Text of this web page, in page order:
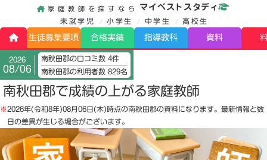
家庭教師を探すなら マイベストスタディ
未就学児 小学生 中学生 高校生
生徒募集要項 合格実績 指導教科 資料
2026
08/06
南秋田郡の口コミ数 4件
南秋田郡の利用者数 829名
南秋田郡で成績の上がる家庭教師
※2026年(令和8年)08月06日(木)時点の南秋田郡の資料になります。最新情報と数
日の差異が生じる場合がございます。